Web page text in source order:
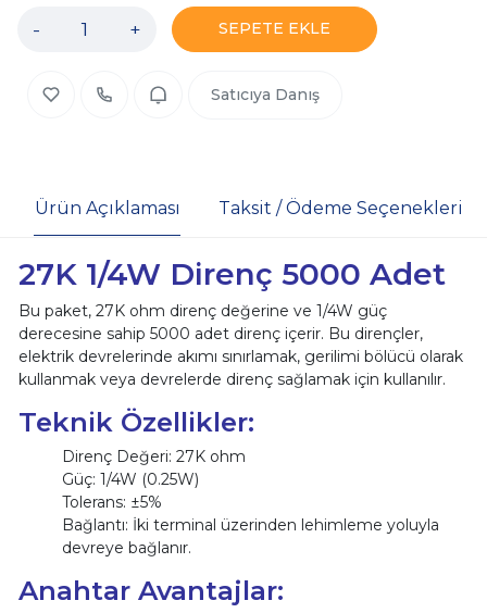
- + SEPETE EKLE
Satıcıya Danış
Ürün Açıklaması Taksit / Ödeme Seçenekleri
27K 1/4W Direnç 5000 Adet
Bu paket, 27K ohm direnç değerine ve 1/4W güç
derecesine sahip 5000 adet direnç içerir. Bu dirençler,
elektrik devrelerinde akımı sınırlamak, gerilimi bölücü olarak
kullanmak veya devrelerde direnç sağlamak için kullanılır.
Teknik Özellikler:
Direnç Değeri: 27K ohm
Güç: 1/4W (0.25W)
Tolerans: ±5%
Bağlantı: İki terminal üzerinden lehimleme yoluyla
devreye bağlanır.
Anahtar Avantajlar: